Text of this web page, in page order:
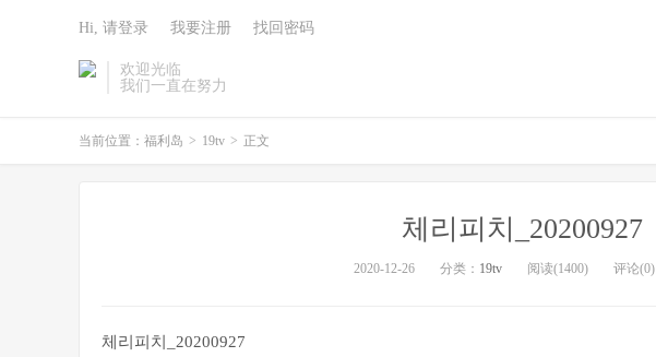
欢迎光临
我们一直在努力
Hi, 请登录 我要注册 找回密码
当前位置： 福利岛 > 19tv > 正文
체리피치_20200927
2020-12-26 分类： 19tv 阅读(1400) 评论(0)
체리피치_20200927